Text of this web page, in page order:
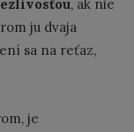
, ak nie
ju dvaja
sa na reťaz,
je